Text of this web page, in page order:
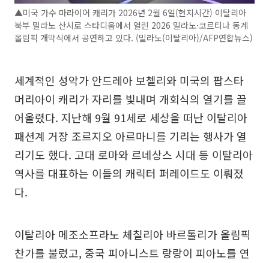
▲미국 가수 마라이어 캐리가 2026년 2월 6일(현지시간) 이탈리아
북부 밀라노 산시로 스타디움에서 열린 2026 밀라노·코르티나 동계
올림픽 개막식에서 공연하고 있다. (밀라노(이탈리아)/AFP연합뉴스)
세계적인 성악가 안드레아 보첼리와 미국의 팝스타
머리아이 캐리가 자리를 빛내며 개회식의 열기를 끌
어올렸다. 지난해 9월 91세로 세상을 떠난 이탈리아
패션계 거장 조르지오 아르마니를 기리는 행사가 열
리기도 했다. 고대 로마와 르네상스 시대 등 이탈리아
역사를 대표하는 이들의 캐릭터 퍼레이드도 이뤄졌
다.
이탈리아 메조소프라노 체칠리아 바르톨리가 올림픽
찬가를 불렀고, 중국 피아니스트 랑랑이 피아노를 연